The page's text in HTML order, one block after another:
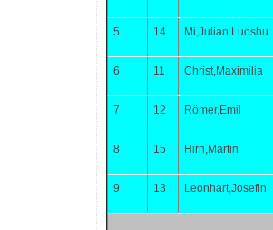
5 14 Mi,Julian Luoshu
6 11 Christ,Maximilia
7 12 Römer,Emil
8 15 Hirn,Martin
9 13 Leonhart,Josefin